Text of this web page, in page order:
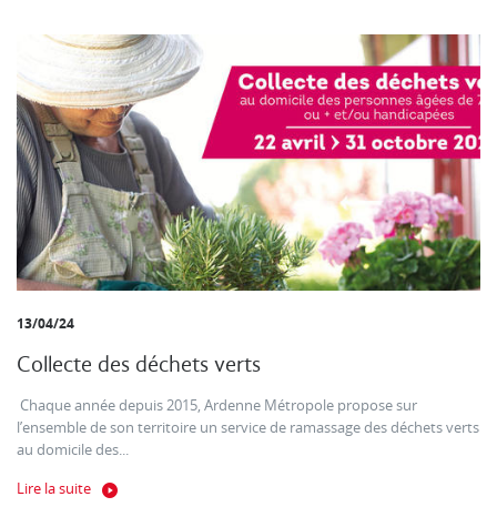
13/04/24
Collecte des déchets verts
Chaque année depuis 2015, Ardenne Métropole propose sur
l’ensemble de son territoire un service de ramassage des déchets verts
au domicile des...
Lire la suite